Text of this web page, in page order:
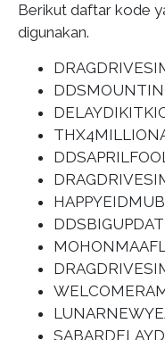
Berikut daftar kode
digunakan.